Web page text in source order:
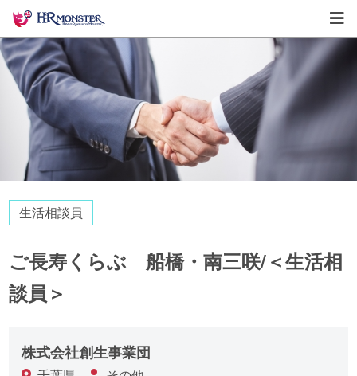
生活相談員
ご長寿くらぶ 船橋・南三咲/＜生活相
談員＞
株式会社創生事業団